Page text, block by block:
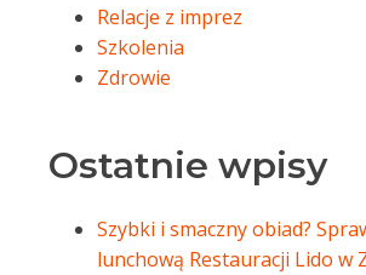
Relacje z imprez
Szkolenia
Zdrowie
Ostatnie wpisy
Szybki i smaczny obiad?
lunchową Restauracji Lido w